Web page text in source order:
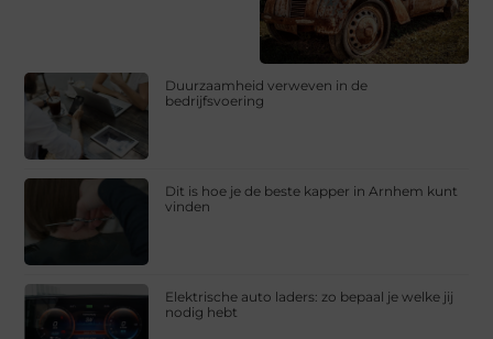
Duurzaamheid verweven in de
bedrijfsvoering
Dit is hoe je de beste kapper in Arnhem kunt
vinden
Elektrische auto laders: zo bepaal je welke jij
nodig hebt